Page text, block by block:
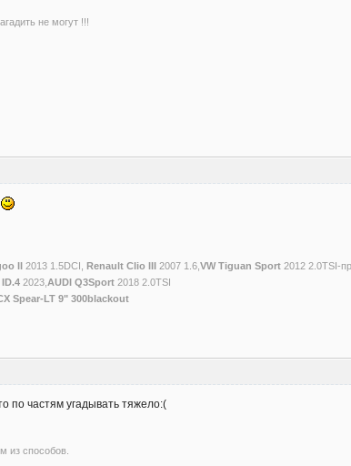
не могут !!!
II 2013 1.5DCI, Renault Clio III 2007 1.6,VW Tiguan Sport 2012 2.0TSI-
ID.4 2023, AUDI Q3Sport 2018 2.0TSI
Spear-LT 9" 300blackout
по частям угадывать тяжело:(
из способов.